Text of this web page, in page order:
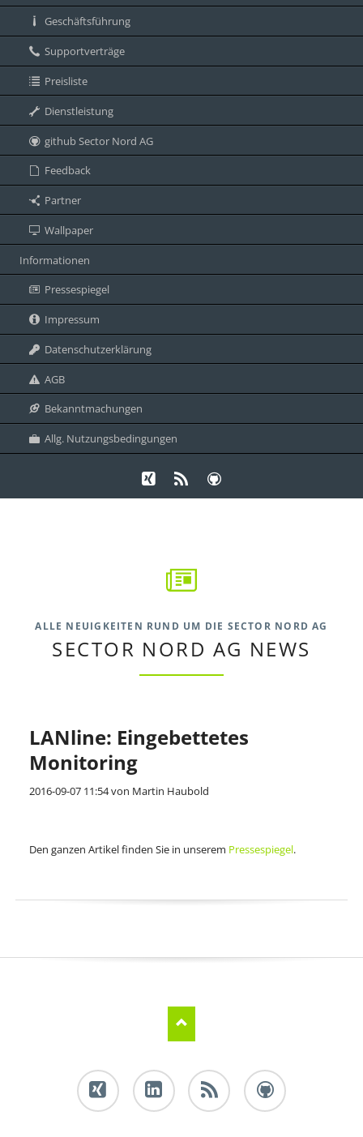
Geschäftsführung
Supportverträge
Preisliste
Dienstleistung
github Sector Nord AG
Feedback
Partner
Wallpaper
Informationen
Pressespiegel
Impressum
Datenschutzerklärung
AGB
Bekanntmachungen
Allg. Nutzungsbedingungen
ALLE NEUIGKEITEN RUND UM DIE SECTOR NORD AG
SECTOR NORD AG NEWS
LANline: Eingebettetes
Monitoring
2016-09-07 11:54von Martin Haubold
Den ganzen Artikel finden Sie in unserem Pressespiegel.